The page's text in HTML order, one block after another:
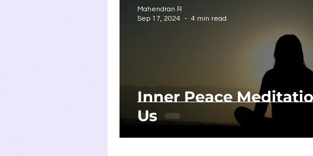
Inner Peace
Us
Mahendran R
Sep 17, 2024
4 min read